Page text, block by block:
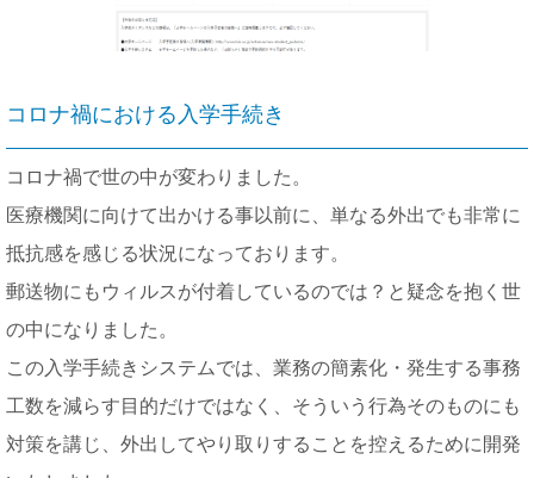
コロナ禍における入学手続き
コロナ禍で世の中が変わりました。
医療機関に向けて出かける事以前に、単なる外出でも非常に
抵抗感を感じる状況になっております。
郵送物にもウィルスが付着しているのでは？と疑念を抱く世
の中になりました。
この入学手続きシステムでは、業務の簡素化・発生する事務
工数を減らす目的だけではなく、そういう行為そのものにも
対策を講じ、外出してやり取りすることを控えるために開発